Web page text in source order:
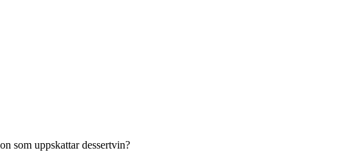
som uppskattar dessertvin?